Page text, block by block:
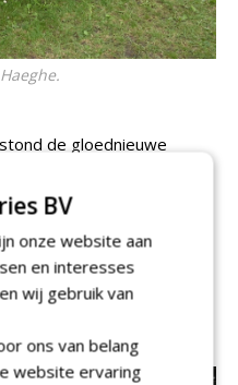
stond de gloednieuwe
ontwikkeld voor de
Met deze
materiaal in de
losmaken en een
zonder de
BV
onze website aan
en interesses
wij gebruik van
ons van belang
website ervaring